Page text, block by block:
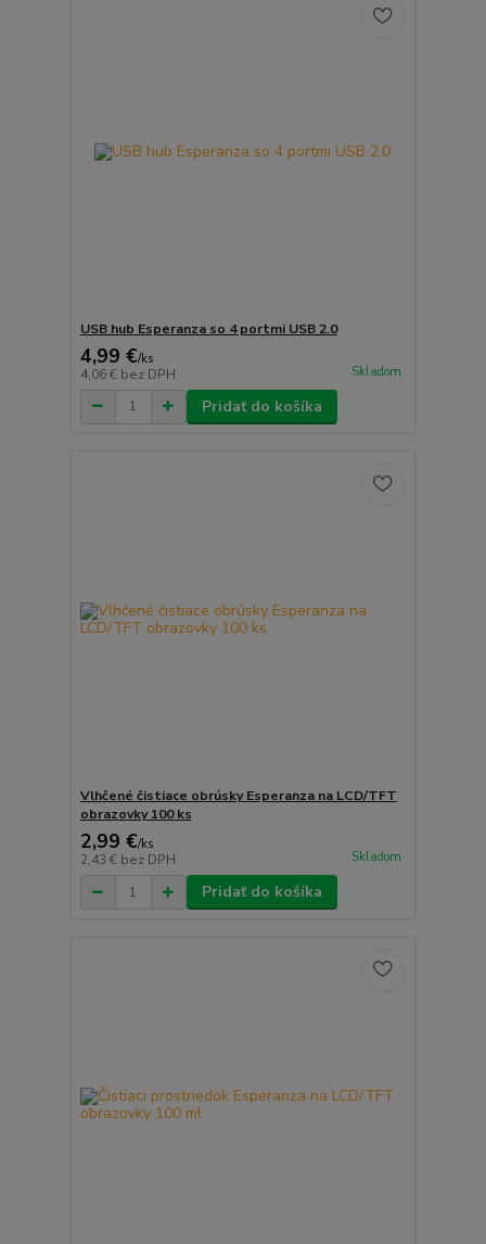
USB hub Esperanza so 4 portmi USB 2.0
4,99 €/ks
4,06 € bez DPH Skladom
Pridať do košíka
Vlhčené čistiace obrúsky Esperanza na LCD/TFT
obrazovky 100 ks
2,99 €/ks
2,43 € bez DPH Skladom
Pridať do košíka